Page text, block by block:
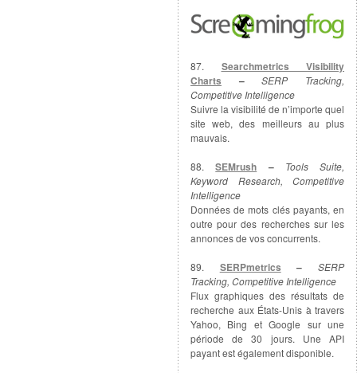
87. Searchmetrics Visibility
Charts –SERP Tracking,
Competitive Intelligence
Suivre la visibilité de n’importe quel
site web, des meilleurs au plus
mauvais.
88.SEMrush –
Tools Suite,
Keyword Research, Competitive
Intelligence
Données de mots clés payants, en
outre pour des recherches sur les
annonces de vos concurrents.
89. SERPmetrics –SERP
Tracking, Competitive Intelligence
Flux graphiques des résultats de
recherche aux États-Unis à travers
Yahoo, Bing et Google sur une
période de 30 jours. Une API
payant est également disponible.